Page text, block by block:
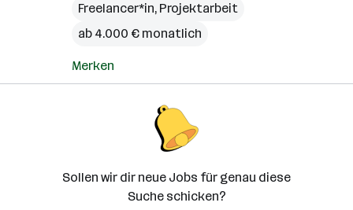
Freelancer*in, Projektarbeit
ab 4.000 € monatlich
Merken
Sollen wir dir neue Jobs für genau diese
Suche schicken?